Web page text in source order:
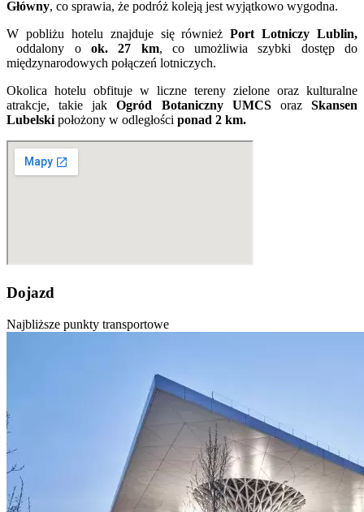
Główny, co sprawia, że podróż koleją jest wyjątkowo wygodna.
W pobliżu hotelu znajduje się równieżPort Lotniczy Lublin,
oddalony o ok. 27 km, co umożliwia szybki dostęp do
międzynarodowych połączeń lotniczych.
Okolica hotelu obfituje w liczne tereny zielone oraz kulturalne
atrakcje, takie jakOgród Botaniczny UMCSorazSkansen
Lubelski położony w odległości ponad 2 km.
Dojazd
Najbliższe punkty transportowe